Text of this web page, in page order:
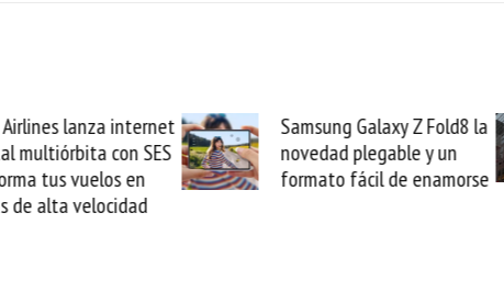
Samsung Galaxy Z Fold8 la
novedad plegable y un
formato fácil de enamorse
Cashea levanta 100
millones de dólares y
el crédito del venezolano